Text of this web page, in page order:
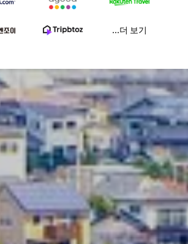
...더 보기